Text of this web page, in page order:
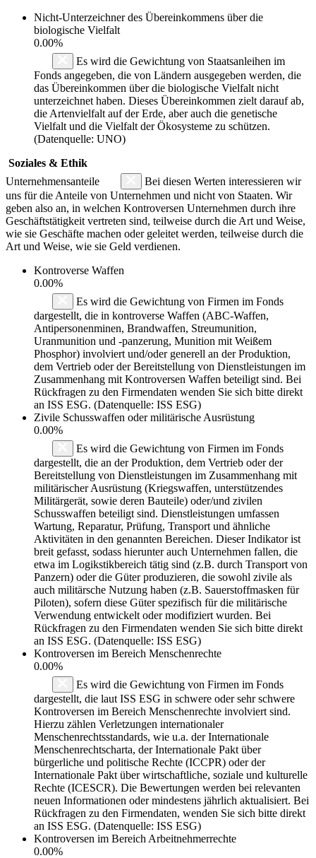
Nicht-Unterzeichner des Übereinkommens über die
biologische Vielfalt
0.00%
Es wird die Gewichtung von Staatsanleihen im
Fonds angegeben, die von Ländern ausgegeben werden, die
das Übereinkommen über die biologische Vielfalt nicht
unterzeichnet haben. Dieses Übereinkommen zielt darauf ab,
die Artenvielfalt auf der Erde, aber auch die genetische
Vielfalt und die Vielfalt der Ökosysteme zu schützen.
(Datenquelle: UNO)
Soziales & Ethik
Unternehmensanteile
Bei diesen Werten interessieren wir
uns für die Anteile von Unternehmen und nicht von Staaten. Wir
geben also an, in welchen Kontroversen Unternehmen durch ihre
Geschäftstätigkeit vertreten sind, teilweise durch die Art und Weise,
wie sie Geschäfte machen oder geleitet werden, teilweise durch die
Art und Weise, wie sie Geld verdienen.
Kontroverse Waffen
0.00%
Es wird die Gewichtung von Firmen im Fonds
dargestellt, die in kontroverse Waffen (ABC-Waffen,
Antipersonenminen, Brandwaffen, Streumunition,
Uranmunition und -panzerung, Munition mit Weißem
Phosphor) involviert und/oder generell an der Produktion,
dem Vertrieb oder der Bereitstellung von Dienstleistungen im
Zusammenhang mit Kontroversen Waffen beteiligt sind. Bei
Rückfragen zu den Firmendaten wenden Sie sich bitte direkt
an ISS ESG. (Datenquelle: ISS ESG)
Zivile Schusswaffen oder militärische Ausrüstung
0.00%
Es wird die Gewichtung von Firmen im Fonds
dargestellt, die an der Produktion, dem Vertrieb oder der
Bereitstellung von Dienstleistungen im Zusammenhang mit
militärischer Ausrüstung (Kriegswaffen, unterstützendes
Militärgerät, sowie deren Bauteile) oder/und zivilen
Schusswaffen beteiligt sind. Dienstleistungen umfassen
Wartung, Reparatur, Prüfung, Transport und ähnliche
Aktivitäten in den genannten Bereichen. Dieser Indikator ist
breit gefasst, sodass hierunter auch Unternehmen fallen, die
etwa im Logikstikbereich tätig sind (z.B. durch Transport von
Panzern) oder die Güter produzieren, die sowohl zivile als
auch militärsche Nutzung haben (z.B. Sauerstoffmasken für
Piloten), sofern diese Güter spezifisch für die militärische
Verwendung entwickelt oder modifiziert wurden. Bei
Rückfragen zu den Firmendaten wenden Sie sich bitte direkt
an ISS ESG. (Datenquelle: ISS ESG)
Kontroversen im Bereich Menschenrechte
0.00%
Es wird die Gewichtung von Firmen im Fonds
dargestellt, die laut ISS ESG in schwere oder sehr schwere
Kontroversen im Bereich Menschenrechte involviert sind.
Hierzu zählen Verletzungen internationaler
Menschenrechtsstandards, wie u.a. der Internationale
Menschenrechtscharta, der Internationale Pakt über
bürgerliche und politische Rechte (ICCPR) oder der
Internationale Pakt über wirtschaftliche, soziale und kulturelle
Rechte (ICESCR). Die Bewertungen werden bei relevanten
neuen Informationen oder mindestens jährlich aktualisiert. Bei
Rückfragen zu den Firmendaten, wenden Sie sich bitte direkt
an ISS ESG. (Datenquelle: ISS ESG)
Kontroversen im Bereich Arbeitnehmerrechte
0.00%